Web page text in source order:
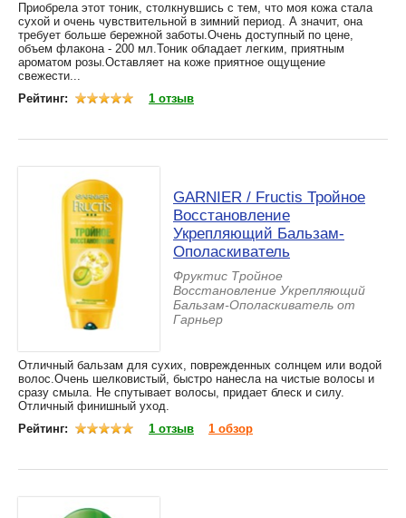
Приобрела этот тоник, столкнувшись с тем, что моя кожа стала
сухой и очень чувствительной в зимний период. А значит, она
требует больше бережной заботы.Очень доступный по цене,
объем флакона - 200 мл.Тоник обладает легким, приятным
ароматом розы.Оставляет на коже приятное ощущение
свежести...
Рейтинг:
1 отзыв
GARNIER / Fructis Тройное
Восстановление
Укрепляющий Бальзам-
Ополаскиватель
Фруктис Тройное
Восстановление Укрепляющий
Бальзам-Ополаскиватель от
Гарньер
Отличный бальзам для сухих, поврежденных солнцем или водой
волос.Очень шелковистый, быстро нанесла на чистые волосы и
сразу смыла. Не спутывает волосы, придает блеск и силу.
Отличный финишный уход.
Рейтинг:
1 отзыв 1 обзор